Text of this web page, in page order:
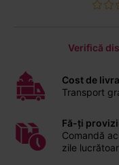
Verifică
Cost de
Transport
Fă-ți
Comandă
zile